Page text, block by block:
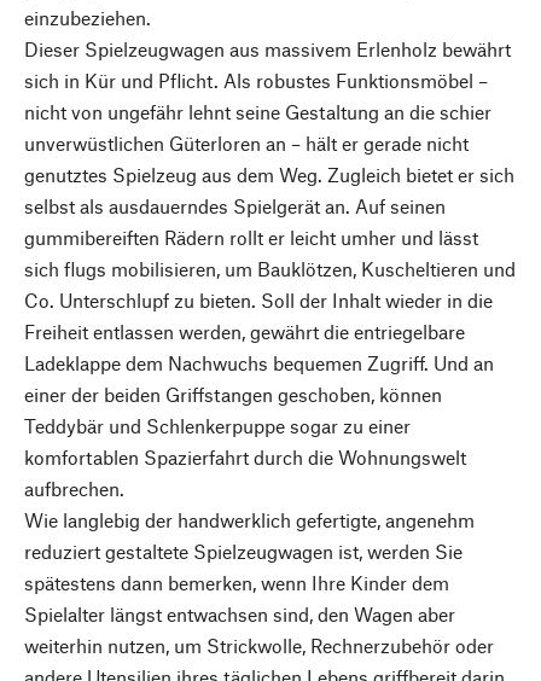
einzubeziehen.
Dieser Spielzeugwagen aus massivem Erlenholz bewährt
sich in Kür und Pflicht. Als robustes Funktionsmöbel –
nicht von ungefähr lehnt seine Gestaltung an die schier
unverwüstlichen Güterloren an – hält er gerade nicht
genutztes Spielzeug aus dem Weg. Zugleich bietet er sich
selbst als ausdauerndes Spielgerät an. Auf seinen
gummibereiften Rädern rollt er leicht umher und lässt
sich flugs mobilisieren, um Bauklötzen, Kuscheltieren und
Co. Unterschlupf zu bieten. Soll der Inhalt wieder in die
Freiheit entlassen werden, gewährt die entriegelbare
Ladeklappe dem Nachwuchs bequemen Zugriff. Und an
einer der beiden Griffstangen geschoben, können
Teddybär und Schlenkerpuppe sogar zu einer
komfortablen Spazierfahrt durch die Wohnungswelt
aufbrechen.
Wie langlebig der handwerklich gefertigte, angenehm
reduziert gestaltete Spielzeugwagen ist, werden Sie
spätestens dann bemerken, wenn Ihre Kinder dem
Spielalter längst entwachsen sind, den Wagen aber
weiterhin nutzen, um Strickwolle, Rechnerzubehör oder